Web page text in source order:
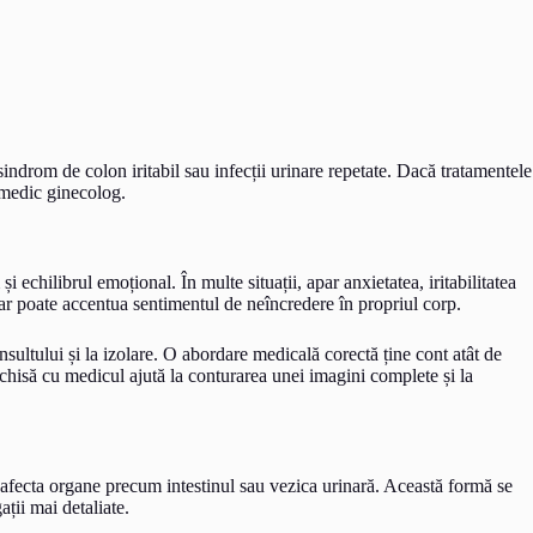
de colon iritabil sau infecții urinare repetate. Dacă tratamentele
ginecolog.
echilibrul emoțional. În multe situații, apar anxietatea, iritabilitatea
poate accentua sentimentul de neîncredere în propriul corp.
și la izolare. O abordare medicală corectă ține cont atât de
cu medicul ajută la conturarea unei imagini complete și la
organe precum intestinul sau vezica urinară. Această formă se
mai detaliate.